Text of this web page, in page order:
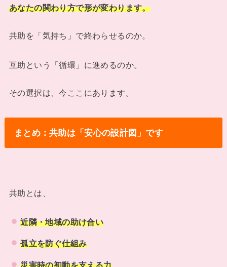
あなたの関わり方で形が変わります。
共助を「気持ち」で終わらせるのか。
互助という「循環」に進めるのか。
その選択は、今ここにあります。
まとめ：共助は「安心の設計図」です
共助とは、
近隣・地域の助け合い
孤立を防ぐ仕組み
災害時の初動を支える力